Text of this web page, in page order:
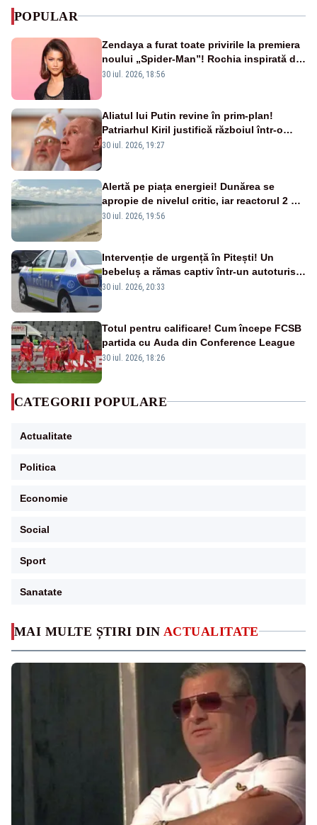
MAI MULTE ȘTIRI DIN ACTUALITATE
POPULAR
Zendaya a furat toate privirile la premiera
noului „Spider-Man”! Rochia inspirată de
pânza de păianjen a făcut senzație
30 iul. 2026, 18:56
Aliatul lui Putin revine în prim-plan!
Patriarhul Kiril justifică războiul într-o
nouă carte
30 iul. 2026, 19:27
Alertă pe piața energiei! Dunărea se
apropie de nivelul critic, iar reactorul 2 de
la Cernavodă ar putea fi oprit
30 iul. 2026, 19:56
Intervenție de urgență în Pitești! Un
bebeluș a rămas captiv într-un autoturism
din cauza unei defecțiuni
30 iul. 2026, 20:33
Totul pentru calificare! Cum începe FCSB
partida cu Auda din Conference League
30 iul. 2026, 18:26
CATEGORII POPULARE
Actualitate
Politica
Economie
Social
Sport
Sanatate